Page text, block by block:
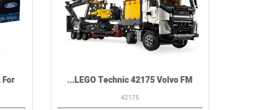
LEGO Technic 42175 Volvo FM...
42175